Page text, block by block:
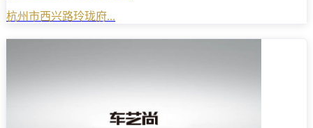
杭州市西兴路玲珑府...